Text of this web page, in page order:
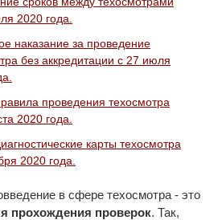
2020 года.
наказание за проведение
без аккредитации с 27 июля
проведения техосмотра
2020 года.
карты техосмотра
2020 года.
в сфере техосмотра - это
прохождения проверок. Так,